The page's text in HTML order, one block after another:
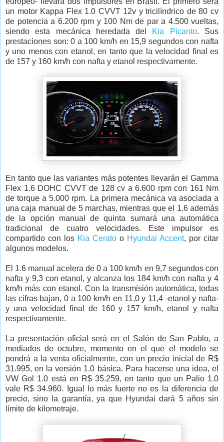
un motor Kappa Flex 1.0 CVVT 12v y tricilíndrico de 80 cv
de potencia a 6.200 rpm y 100 Nm de par a 4.500 vueltas,
siendo esta mecánica heredada del Kia Picanto. Sus
prestaciones son: 0 a 100 km/h en 15,9 segundos con nafta
y uno menos con etanol, en tanto que la velocidad final es
de 157 y 160 km/h con nafta y etanol respectivamente.
En tanto que las variantes más potentes llevarán el Gamma
Flex 1.6 DOHC CVVT de 128 cv a 6.600 rpm con 161 Nm
de torque a 5.000 rpm. La primera mecánica va asociada a
una caja manual de 5 marchas, mientras que el 1.6 además
de la opción manual de quinta sumará una automática
tradicional de cuatro velocidades. Este impulsor es
compartido con los Kia Cerato o Hyundai Accent, por citar
algunos modelos.
El 1.6 manual acelera de 0 a 100 km/h en 9,7 segundos con
nafta y 9,3 con etanol, y alcanza los 184 km/h con nafta y 4
km/h más con etanol. Con la transmisión automática, todas
las cifras bajan, 0 a 100 km/h en 11,0 y 11,4 -etanol y nafta-
y una velocidad final de 160 y 157 km/h, etanol y nafta
respectivamente.
La presentación oficial será en el Salón de San Pablo, a
mediados de octubre, momento en el que el modelo se
pondrá a la venta oficialmente, con un precio inicial de R$
31.995, en la versión 1.0 básica. Para hacerse una idea, el
VW Gol 1.0 está en R$ 35.259, en tanto que un Palio 1.0
vale R$ 34.960. Igual lo más fuerte no es la diferencia de
precio, sino la garantía, ya que Hyundai dará 5 años sin
límite de kilometraje.